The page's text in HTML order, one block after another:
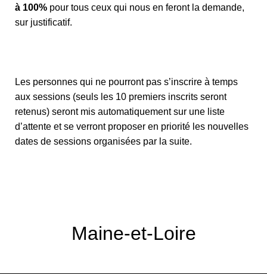
à 100% pour tous ceux qui nous en feront la demande,
sur justificatif.
Les personnes qui ne pourront pas s’inscrire à temps
aux sessions (seuls les 10 premiers inscrits seront
retenus) seront mis automatiquement sur une liste
d’attente et se verront proposer en priorité les nouvelles
dates de sessions organisées par la suite.
Maine-et-Loire